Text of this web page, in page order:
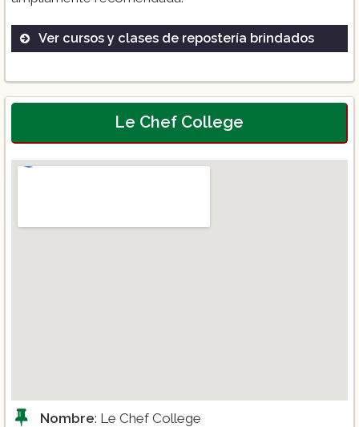
Ver cursos y clases de repostería brindados
Maestría en Pastelería Internacional
Diplomados en Chocolatería
Le Chef College
Nombre: Le Chef College